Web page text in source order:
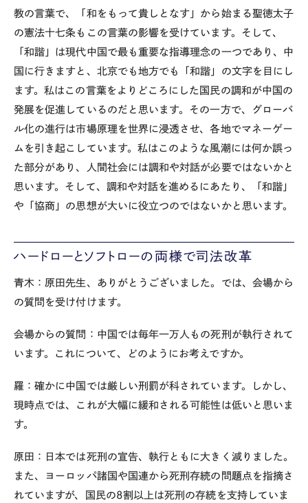
教の言葉で、「和をもって貴しとなす」から始まる聖徳太子
の憲法十七条もこの言葉の影響を受けています。そして、
「和諧」は現代中国で最も重要な指導理念の一つであり、中
国に行きますと、北京でも地方でも「和諧」の文字を目にし
ます。私はこの言葉をよりどころにした国民の調和が中国の
発展を促進しているのだと思います。その一方で、グローバ
ル化の進行は市場原理を世界に浸透させ、各地でマネーゲー
ムを引き起こしています。私はこのような風潮には何か誤っ
た部分があり、人間社会には調和や対話が必要ではないかと
思います。そして、調和や対話を進めるにあたり、「和諧」
や「協商」の思想が大いに役立つのではないかと思います。
ハードローとソフトローの両様で司法改革
青木：原田先生、ありがとうございました。では、会場から
の質問を受け付けます。
会場からの質問：中国では毎年一万人もの死刑が執行されて
います。これについて、どのようにお考えですか。
羅：確かに中国では厳しい刑罰が科されています。しかし、
現時点では、これが大幅に緩和される可能性は低いと思いま
す。
原田：日本では死刑の宣告、執行ともに大きく減りました。
また、ヨーロッパ諸国や国連から死刑存続の問題点を指摘さ
れていますが、国民の8割以上は死刑の存続を支持していま